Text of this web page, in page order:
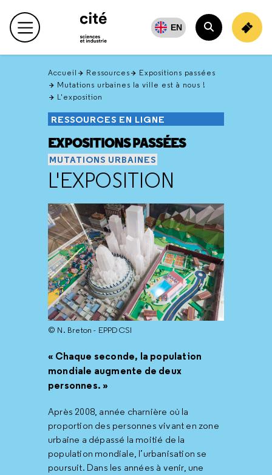
en
haut Menu principal EN
Rechercher
Accueil Ressources
Expositions passées
Mutations urbaines la ville est à nous !
L'exposition
RESSOURCES EN LIGNE
EXPOSITIONS PASSÉES
MUTATIONS URBAINES
L'EXPOSITION
© N. Breton - EPPDCSI
« Chaque seconde, la population
mondiale augmente de deux
personnes. »
Après 2008, année charnière où la
proportion des personnes vivant en zone
urbaine a dépassé la moitié de la
population mondiale, l’urbanisation se
poursuit. Dans les années à venir, une